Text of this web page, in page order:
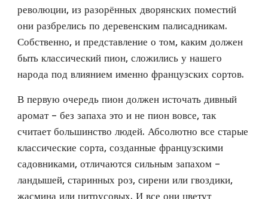
революции, из разорённых дворянских поместий
они разбрелись по деревенским палисадникам.
Собственно, и представление о том, каким должен
быть классический пион, сложились у нашего
народа под влиянием именно французских сортов.
В первую очередь пион должен источать дивный
аромат – без запаха это и не пион вовсе, так
считает большинство людей. Абсолютно все старые
классические сорта, созданные французскими
садовниками, отличаются сильным запахом –
ландышей, старинных роз, сирени или гвоздики,
жасмина или цитрусовых. И все они цветут